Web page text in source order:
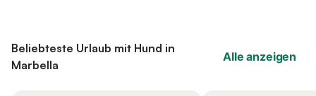
Beliebteste Urlaub mit Hund in
Marbella
Alle anzeigen